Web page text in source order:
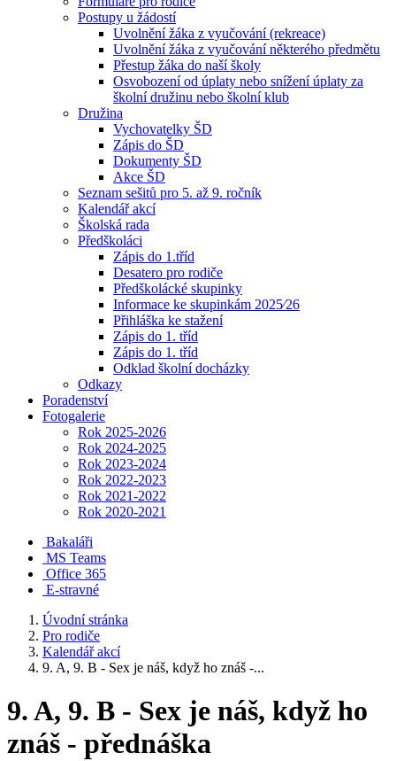
Postupy u žádostí
Uvolnění žáka z vyučování (rekreace)
Uvolnění žáka z vyučování některého předmětu
Přestup žáka do naší školy
Osvobození od úplaty nebo snížení úplaty za
školní družinu nebo školní klub
Družina
Vychovatelky ŠD
Zápis do ŠD
Dokumenty ŠD
Akce ŠD
Seznam sešitů pro 5. až 9. ročník
Kalendář akcí
Školská rada
Předškoláci
Zápis do 1.tříd
Desatero pro rodiče
Předškolácké skupinky
Informace ke skupinkám 2025⁄26
Přihláška ke stažení
Zápis do 1. tříd
Zápis do 1. tříd
Odklad školní docházky
Odkazy
Poradenství
Fotogalerie
Rok 2025-2026
Rok 2024-2025
Rok 2023-2024
Rok 2022-2023
Rok 2021-2022
Rok 2020-2021
Bakaláři
MS Teams
Office 365
E-stravné
Úvodní stránka
Pro rodiče
Kalendář akcí
9. A, 9. B - Sex je náš, když ho znáš -...
9. A, 9. B - Sex je náš, když ho
znáš - přednáška